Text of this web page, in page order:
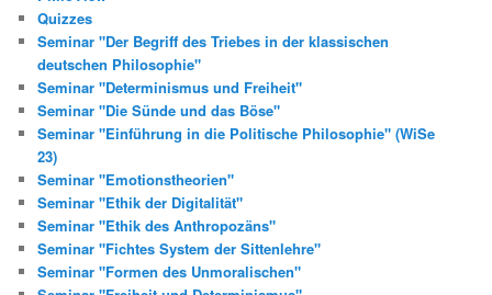
Quizzes
Seminar "Der Begriff des Triebes in der klassischen
deutschen Philosophie"
Seminar "Determinismus und Freiheit"
Seminar "Die Sünde und das Böse"
Seminar "Einführung in die Politische Philosophie" (WiSe
23)
Seminar "Emotionstheorien"
Seminar "Ethik der Digitalität"
Seminar "Ethik des Anthropozäns"
Seminar "Fichtes System der Sittenlehre"
Seminar "Formen des Unmoralischen"